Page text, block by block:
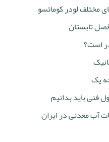
مختلف لودر کوماتسو
تابستان
است؟
یک
فنی باید بدانیم
آب معدنی در ایران